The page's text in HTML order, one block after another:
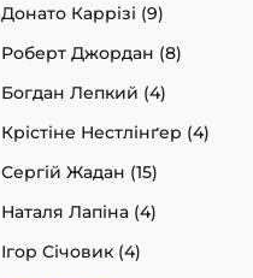
Донато Каррізі (9)
Роберт Джордан (8)
Богдан Лепкий (4)
Крістіне Нестлінґер (4)
Сергій Жадан (15)
Наталя Лапіна (4)
Ігор Січовик (4)